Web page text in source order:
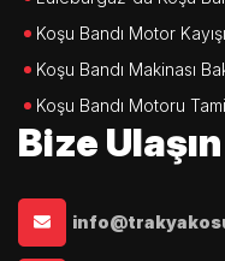
Koşu Bandı Motor
Koşu Bandı Makinası
Koşu Bandı Motoru
Bize Ulaşın